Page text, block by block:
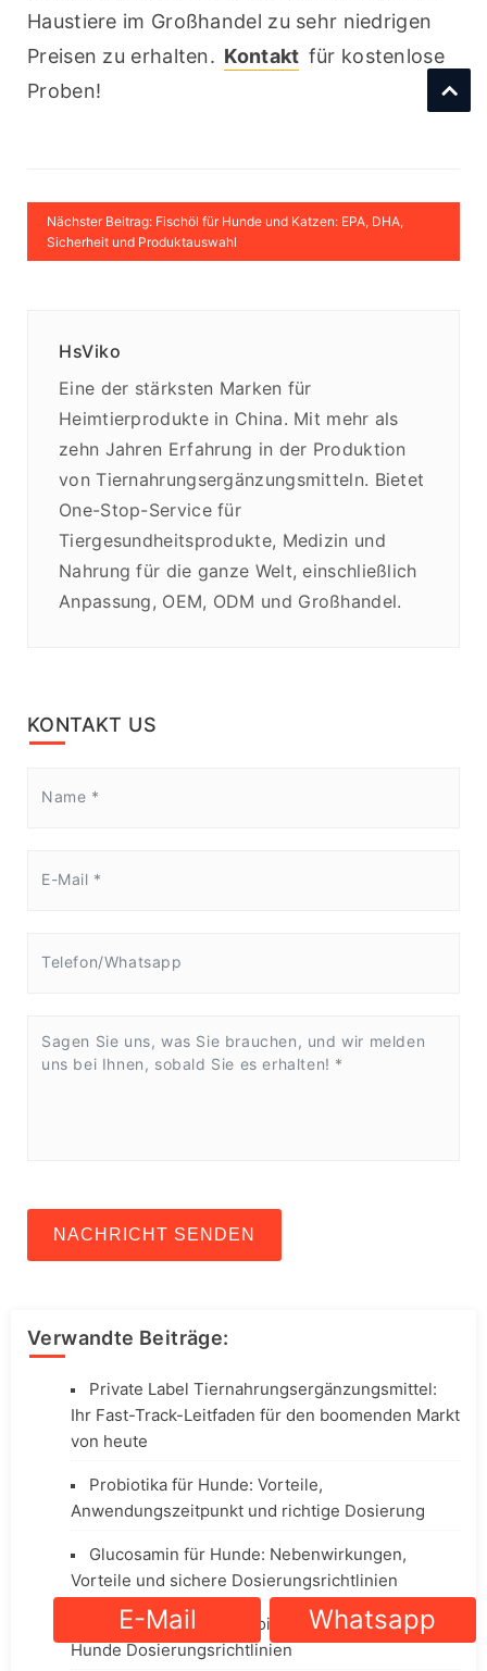
Haustiere im Großhandel zu sehr niedrigen
Preisen zu erhalten. Kontakt für kostenlose
Proben!
Nächster Beitrag: Fischöl für Hunde und Katzen: EPA, DHA,
Sicherheit und Produktauswahl
HsViko
Eine der stärksten Marken für
Heimtierprodukte in China. Mit mehr als
zehn Jahren Erfahrung in der Produktion
von Tiernahrungsergänzungsmitteln. Bietet
One-Stop-Service für
Tiergesundheitsprodukte, Medizin und
Nahrung für die ganze Welt, einschließlich
Anpassung, OEM, ODM und Großhandel.
KONTAKT US
NACHRICHT SENDEN
Verwandte Beiträge:
Private Label Tiernahrungsergänzungsmittel:
Ihr Fast-Track-Leitfaden für den boomenden Markt
von heute
Probiotika für Hunde: Vorteile,
Anwendungszeitpunkt und richtige Dosierung
Glucosamin für Hunde: Nebenwirkungen,
Vorteile und sichere Dosierungsrichtlinien
Glucosamin & Chondroitin Supplement für
Hunde Dosierungsrichtlinien
E-Mail Whatsapp